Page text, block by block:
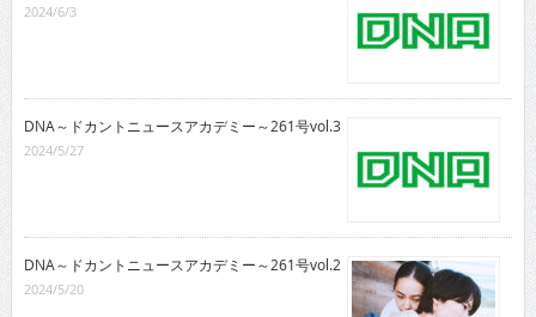
2024/6/3
DNA～ドカントニュースアカデミー～261号vol.3
2024/5/27
DNA～ドカントニュースアカデミー～261号vol.2
2024/5/20